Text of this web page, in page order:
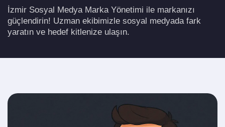
İzmir Sosyal Medya Marka Yönetimi ile markanızı
güçlendirin! Uzman ekibimizle sosyal medyada fark
yaratın ve hedef kitlenize ulaşın.